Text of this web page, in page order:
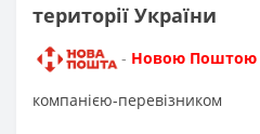
території України
- Новою Поштою
компанією-перевізником